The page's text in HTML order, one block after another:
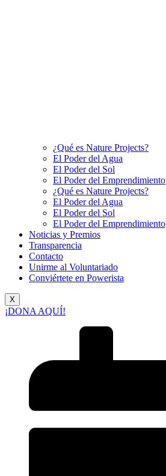
¿Qué es Nature Projects?
El Poder del Agua
El Poder del Sol
El Poder del Emprendimiento
¿Qué es Nature Projects?
El Poder del Agua
El Poder del Sol
El Poder del Emprendimiento
Noticias y Premios
Transparencia
Contacto
Unirme al Voluntariado
Conviértete en Powerista
X
¡DONA AQUÍ!